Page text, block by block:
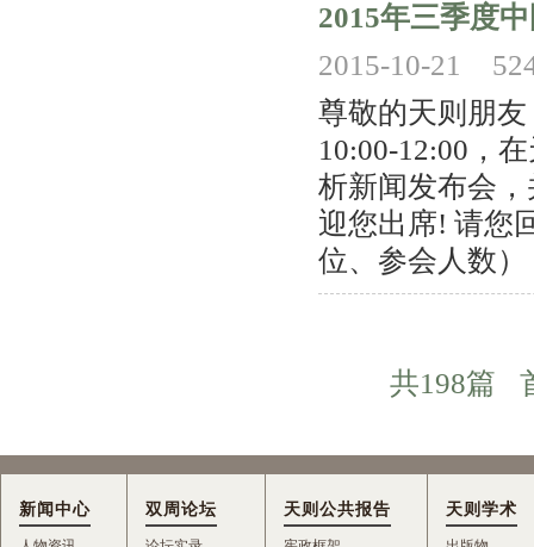
2015年三季度
2015-10-21
尊敬的天则朋
10:00-12:00，
析新闻发布会
迎您出席! 请您
位、参会人数
共198篇
新闻中心 双周论坛 天则公共报告 天则学术